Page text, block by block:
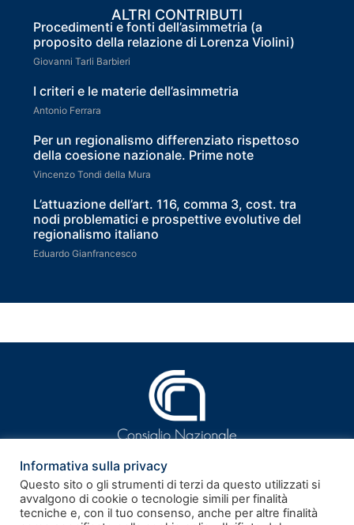
ALTRI CONTRIBUTI
Procedimenti e fonti dell’asimmetria (a
proposito della relazione di Lorenza Violini)
Giovanni Tarli Barbieri
I criteri e le materie dell’asimmetria
Antonio Ferrara
Per un regionalismo differenziato rispettoso
della coesione nazionale. Prime note
Vincenzo Tondi della Mura
L’attuazione dell’art. 116, comma 3, cost. tra
nodi problematici e prospettive evolutive del
regionalismo italiano
Eduardo Gianfrancesco
ISSN 2281-9339
Informativa sulla privacy
Questo sito o gli strumenti di terzi da questo utilizzati si
avvalgono di cookie o tecnologie simili per finalità
tecniche e, con il tuo consenso, anche per altre finalità